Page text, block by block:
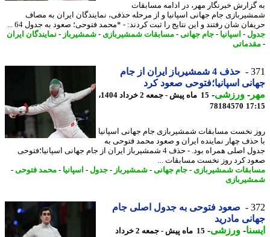
خبرنگار مهر، در ادامه مسابقات
جام جهانی اسپانیا و از مرحله حذفی، نمایندگان ایران به مصاف
شان رفتند و این نتایج را ثبت کردند: - *محمد فتوحی؛ صعود به جدول 64 ...
-اسپانیا-جام جهانی-مسابقات شمشیربازی - شمشیرباز- نمایندگان ایران
حذف 4 شمشیرباز ایران از جام
اسپانیا؛فتوحی صعود کرد
-ورزشی-
15 ماه پیش - جمعه 2 خرداد 1404،
78184570
نخست مسابقات شمشیربازی جام جهانی اسپانیا
چهار نماینده ایران و صعود محمد فتوحی به
جدول اصلی همراه بود. - حذف 4 شمشیرباز ایران از جام جهانی اسپانیا؛فتوحی
کرد روز نخست مسابقات ...
شمشیربازی - جام جهانی-شمشیرباز- جدول-اسپانیا-محمد فتوحی-
صعود فتوحی به جدول اصلی جام
مادرید
-ورزشی-
15 ماه پیش - جمعه 2 خرداد